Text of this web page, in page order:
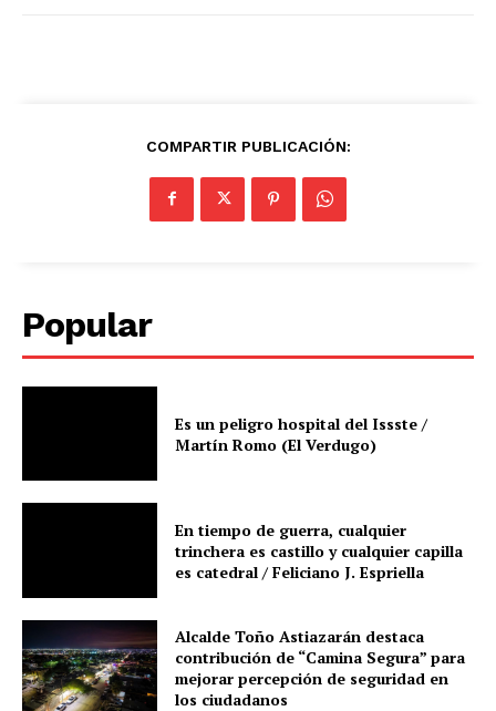
COMPARTIR PUBLICACIÓN:
Popular
Es un peligro hospital del Issste /
Martín Romo (El Verdugo)
En tiempo de guerra, cualquier
trinchera es castillo y cualquier capilla
es catedral / Feliciano J. Espriella
Alcalde Toño Astiazarán destaca
contribución de “Camina Segura” para
mejorar percepción de seguridad en
los ciudadanos